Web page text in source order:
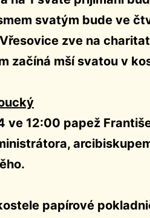
svatým bude ve
zve na
začíná mší svatou v
ve 12:00 papež
papírové